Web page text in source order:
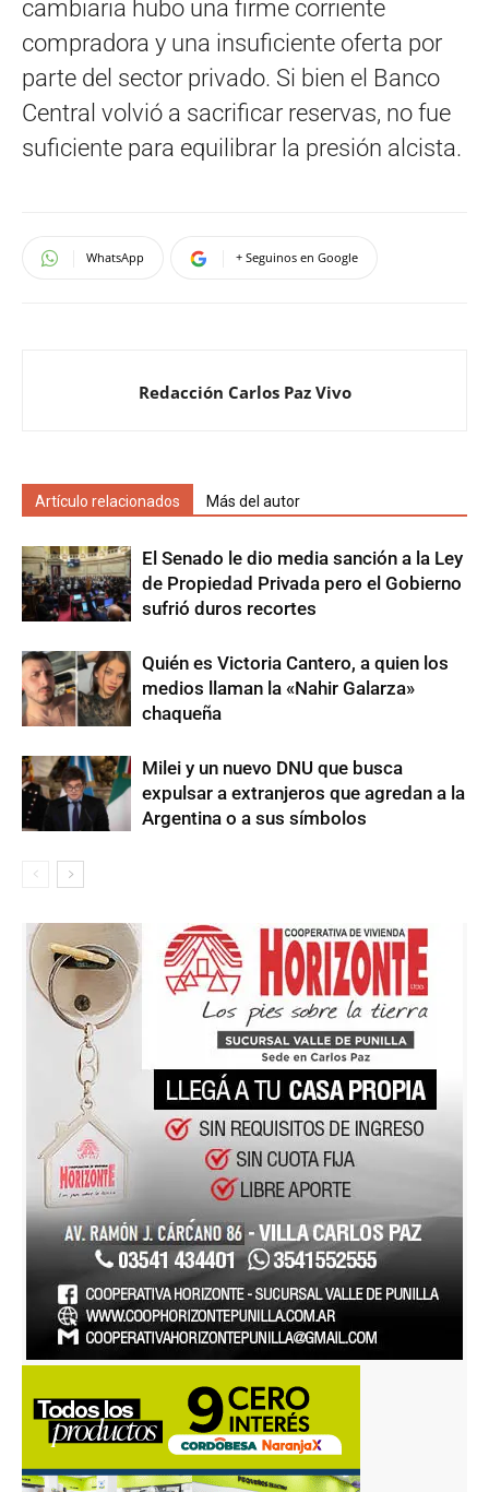
cambiaria hubo una firme corriente
compradora y una insuficiente oferta por
parte del sector privado. Si bien el Banco
Central volvió a sacrificar reservas, no fue
suficiente para equilibrar la presión alcista.
WhatsApp + Seguinos en Google
Redacción Carlos Paz Vivo
Artículo relacionados Más del autor
El Senado le dio media sanción a la Ley
de Propiedad Privada pero el Gobierno
sufrió duros recortes
Quién es Victoria Cantero, a quien los
medios llaman la «Nahir Galarza»
chaqueña
Milei y un nuevo DNU que busca
expulsar a extranjeros que agredan a la
Argentina o a sus símbolos